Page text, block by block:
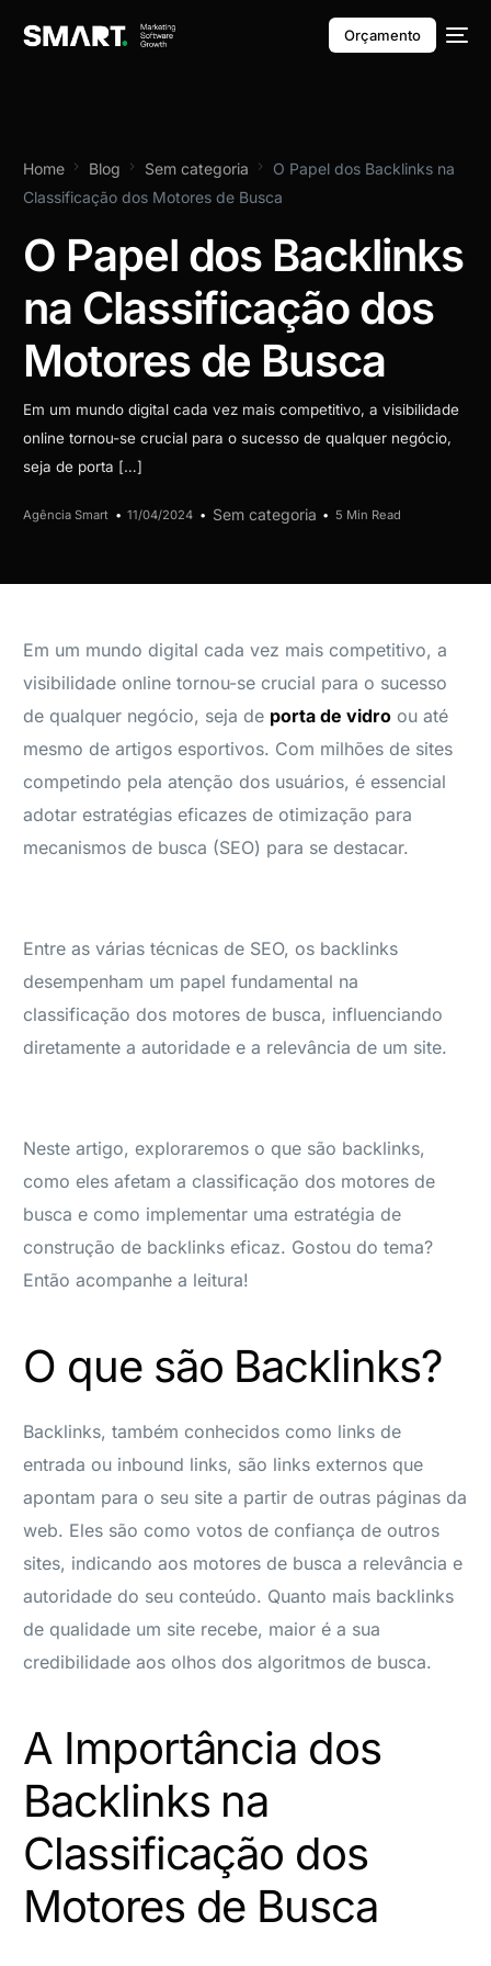
Orçamento
Home Blog Sem categoria
O Papel dos Backlinks na
Classificação dos Motores de Busca
O Papel dos Backlinks
na Classificação dos
Motores de Busca
Em um mundo digital cada vez mais competitivo, a visibilidade
online tornou-se crucial para o sucesso de qualquer negócio,
seja de porta […]
Agência Smart 11/04/2024 Sem categoria 5 Min Read
Em um mundo digital cada vez mais competitivo, a
visibilidade online tornou-se crucial para o sucesso
de qualquer negócio, seja de porta de vidro ou até
mesmo de artigos esportivos. Com milhões de sites
competindo pela atenção dos usuários, é essencial
adotar estratégias eficazes de otimização para
mecanismos de busca (SEO) para se destacar.
Entre as várias técnicas de SEO, os backlinks
desempenham um papel fundamental na
classificação dos motores de busca, influenciando
diretamente a autoridade e a relevância de um site.
Neste artigo, exploraremos o que são backlinks,
como eles afetam a classificação dos motores de
busca e como implementar uma estratégia de
construção de backlinks eficaz. Gostou do tema?
Então acompanhe a leitura!
O que são Backlinks?
Backlinks, também conhecidos como links de
entrada ou inbound links, são links externos que
apontam para o seu site a partir de outras páginas da
web. Eles são como votos de confiança de outros
sites, indicando aos motores de busca a relevância e
autoridade do seu conteúdo. Quanto mais backlinks
de qualidade um site recebe, maior é a sua
credibilidade aos olhos dos algoritmos de busca.
A Importância dos
Backlinks na
Classificação dos
Motores de Busca